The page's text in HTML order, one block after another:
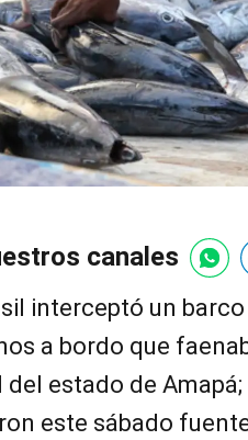
canales
interceptó un
a bordo que
estado de
este sábado